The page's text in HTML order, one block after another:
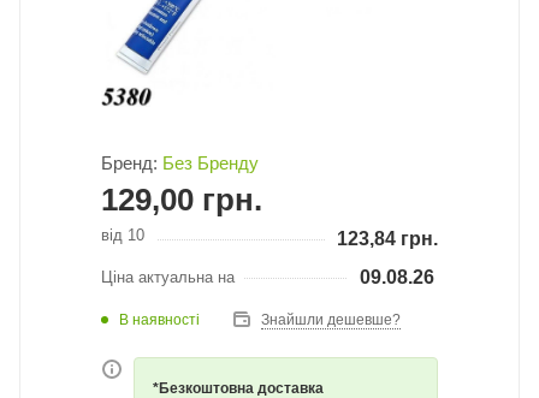
Бренд: Без Бренду
129,00 грн.
від 10 123,84 грн.
Ціна актуальна на 09.08.26
В наявності Знайшли дешевше?
*Безкоштовна доставка